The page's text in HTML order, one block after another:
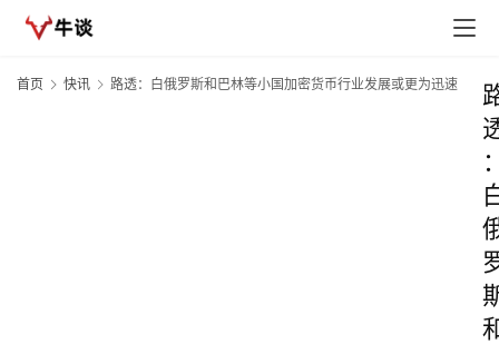
首页 快讯 路透：白俄罗斯和巴林等小国加密货币行业发展或更为迅速